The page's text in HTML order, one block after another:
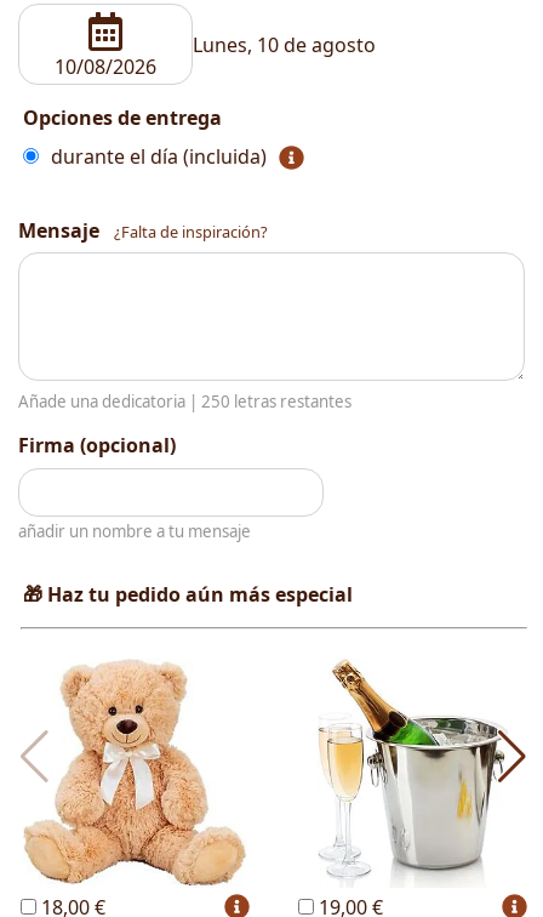
Lunes, 10 de agosto
Opciones de entrega
durante el día (incluida)
Mensaje ¿Falta de inspiración?
Añade una dedicatoria | 250 letras restantes
Firma (opcional)
añadir un nombre a tu mensaje
🎁 Haz tu pedido aún más especial
18,00 € 19,00 €